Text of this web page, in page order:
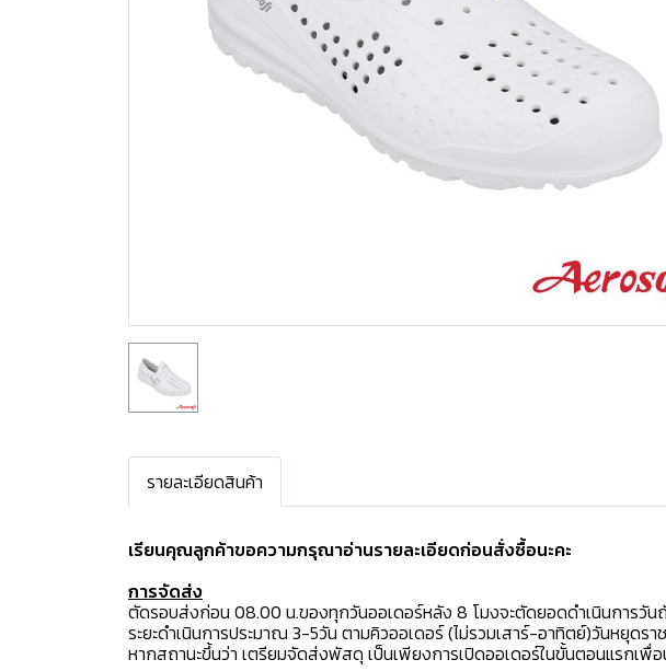
รายละเอียดสินค้า
เรียนคุณลูกค้าขอความกรุณาอ่านรายละเอียดก่อนสั่งซื้อนะคะ️
การจัดส่ง
ตัดรอบส่งก่อน 08.00 น.ของทุกวันออเดอร์หลัง 8 โมงจะตัดยอดดำเนินการวันถั
ระยะดำเนินการประมาณ 3-5วัน ตามคิวออเดอร์ (ไม่รวมเสาร์-อาทิตย์)วันหยุดรา
หากสถานะขึ้นว่า เตรียมจัดส่งพัสดุ เป็นเพียงการเปิดออเดอร์ในขั้นตอนแรกเ